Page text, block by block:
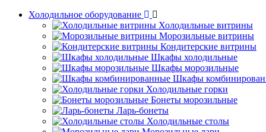
Холодильное оборудование
Холодильные витрины
Морозильные витрины
Кондитерские витрины
Шкафы холодильные
Шкафы морозильные
Шкафы
Холодильные горки
Бонеты морозильные
Ларь-бонеты
Холодильные столы